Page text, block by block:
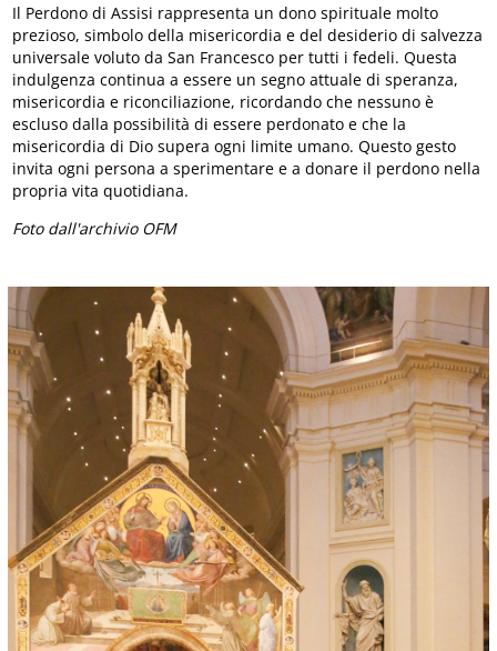
Il Perdono di Assisi rappresenta un dono spirituale molto
prezioso, simbolo della misericordia e del desiderio di salvezza
universale voluto da San Francesco per tutti i fedeli. Questa
indulgenza continua a essere un segno attuale di speranza,
misericordia e riconciliazione, ricordando che nessuno è
escluso dalla possibilità di essere perdonato e che la
misericordia di Dio supera ogni limite umano. Questo gesto
invita ogni persona a sperimentare e a donare il perdono nella
propria vita quotidiana.
Foto dall'archivio OFM